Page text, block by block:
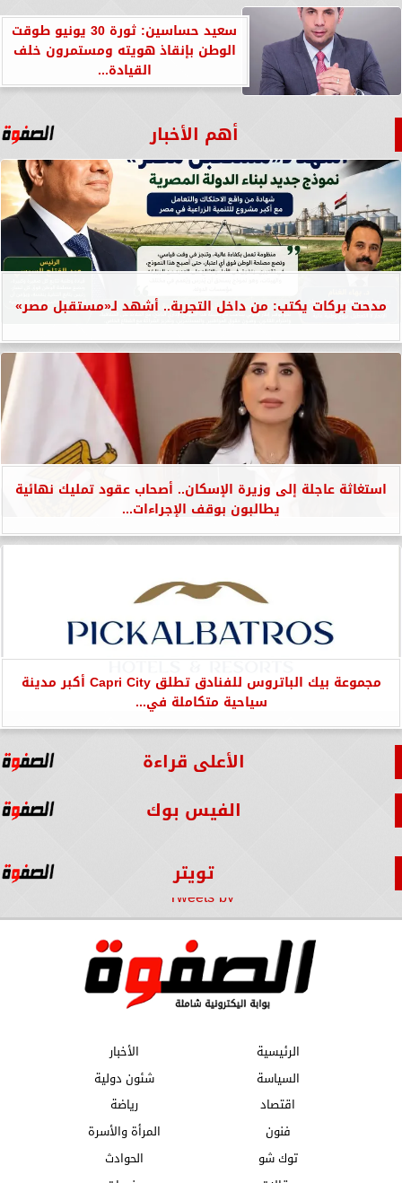
سعيد حساسين: ثورة 30 يونيو طوقت
الوطن بإنقاذ هويته ومستمرون خلف
القيادة...
أهم الأخبار
مدحت بركات يكتب: من داخل التجربة.. أشهد لـ«مستقبل مصر»
استغاثة عاجلة إلى وزيرة الإسكان.. أصحاب عقود تمليك نهائية
يطالبون بوقف الإجراءات...
مجموعة بيك الباتروس للفنادق تطلق Capri City أكبر مدينة
سياحية متكاملة في...
الأعلى قراءة
الفيس بوك
تويتر
Tweets by
الرئيسية
الأخبار
السياسة
شئون دولية
اقتصاد
رياضة
فنون
المرأة والأسرة
توك شو
الحوادث